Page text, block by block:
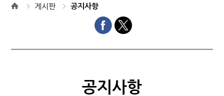
게시판 공지사항
공지사항